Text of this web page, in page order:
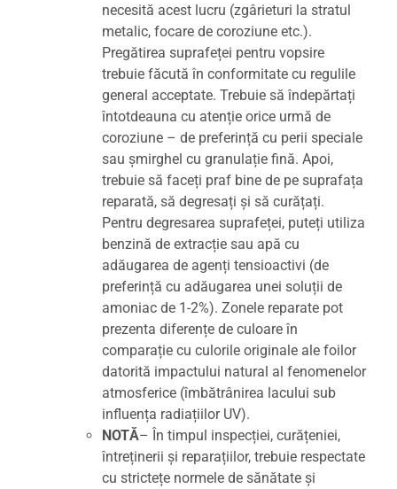
necesită acest lucru (zgârieturi la stratul
metalic, focare de coroziune etc.).
Pregătirea suprafeței pentru vopsire
trebuie făcută în conformitate cu regulile
general acceptate. Trebuie să îndepărtați
întotdeauna cu atenție orice urmă de
coroziune – de preferință cu perii speciale
sau șmirghel cu granulație fină. Apoi,
trebuie să faceți praf bine de pe suprafața
reparată, să degresați și să curățați.
Pentru degresarea suprafeței, puteți utiliza
benzină de extracție sau apă cu
adăugarea de agenți tensioactivi (de
preferință cu adăugarea unei soluții de
amoniac de 1-2%). Zonele reparate pot
prezenta diferențe de culoare în
comparație cu culorile originale ale foilor
datorită impactului natural al fenomenelor
atmosferice (îmbătrânirea lacului sub
influența radiațiilor UV).
NOTĂ– În timpul inspecției, curățeniei,
întreținerii și reparațiilor, trebuie respectate
cu strictețe normele de sănătate și